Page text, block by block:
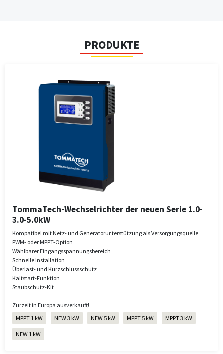
PRODUKTE
TommaTech-Wechselrichter der neuen Serie 1.0-
3.0-5.0kW
Kompatibel mit Netz- und Generatorunterstützung als Versorgungsquelle
PWM- oder MPPT-Option
Wählbarer Eingangsspannungsbereich
Schnelle Installation
Überlast- und Kurzschlussschutz
Kaltstart-Funktion
Staubschutz-Kit
Zurzeit in Europa ausverkauft!
MPPT 1 kW
NEW 3 kW NEW 5 kW MPPT 5 kW MPPT 3 kW
NEW 1 kW